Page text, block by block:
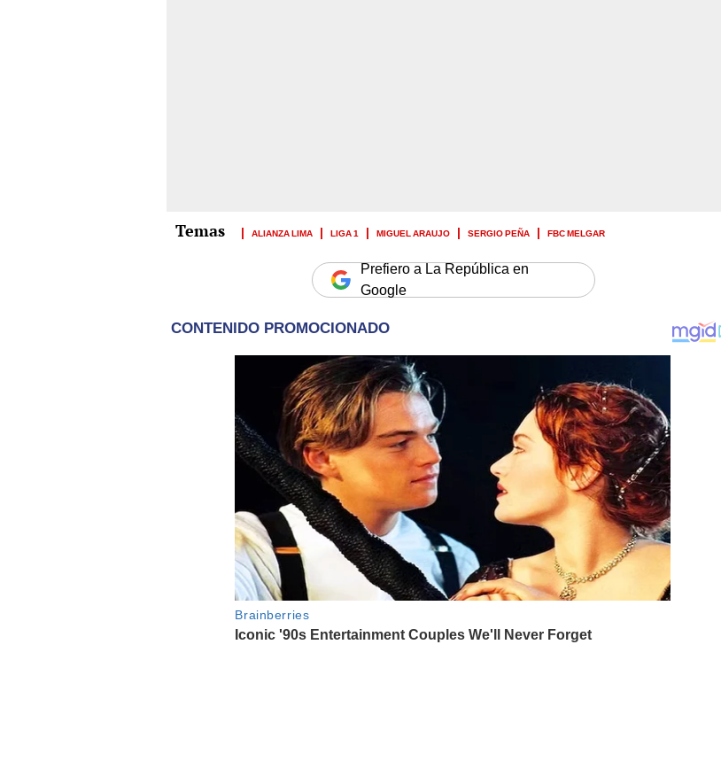
ALIANZA LIMA LIGA 1 MIGUEL ARAUJO SERGIO PEÑA FBC MELGAR
Prefiero a La República en
Google